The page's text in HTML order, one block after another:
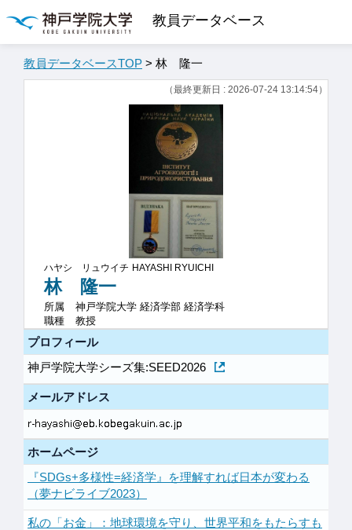
教員データベース
教員データベースTOP > 林 隆一
（最終更新日 : 2026-07-24 13:14:54）
ハヤシ リュウイチ HAYASHI RYUICHI
林 隆一
所属
神戸学院大学 経済学部 経済学科
職種
教授
プロフィール
神戸学院大学シーズ集:SEED2026
メールアドレス
ホームページ
『SDGs+多様性=経済学』を理解すれば日本が変わる
（夢ナビライブ2023）
私の「お金」：地球環境を守り、世界平和をもたらすも